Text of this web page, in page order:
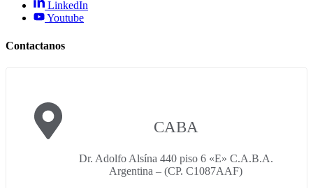
LinkedIn
Youtube
Contactanos
CABA
Dr. Adolfo Alsína 440 piso 6 «E» C.A.B.A.
Argentina – (CP. C1087AAF)